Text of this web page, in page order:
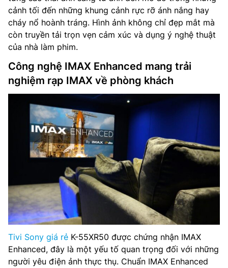
cảnh tối đến những khung cảnh rực rỡ ánh nắng hay
cháy nổ hoành tráng. Hình ảnh không chỉ đẹp mắt mà
còn truyền tải trọn vẹn cảm xúc và dụng ý nghệ thuật
của nhà làm phim.
Công nghệ IMAX Enhanced mang trải
nghiệm rạp IMAX về phòng khách
Tivi Sony giá rẻ K-55XR50 được chứng nhận IMAX
Enhanced, đây là một yếu tố quan trọng đối với những
người yêu điện ảnh thực thụ. Chuẩn IMAX Enhanced